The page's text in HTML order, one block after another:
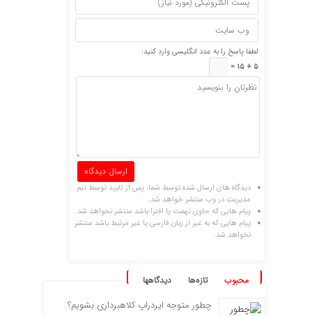
لطفا پاسخ را به عدد انگلیسی وارد کنید:
5 + 15 =
دیدگاه های ارسال شده توسط شما، پس از تایید توسط تیم
مدیریت در وب منتشر خواهد شد.
پیام هایی که حاوی تهمت یا افترا باشد منتشر نخواهد شد.
پیام هایی که به غیر از زبان فارسی یا غیر مرتبط باشد منتشر
نخواهد شد.
محبوب تازه‌ها دیدگاهها
چطور متوجه ایردراپ کلاهبرداری بشویم؟